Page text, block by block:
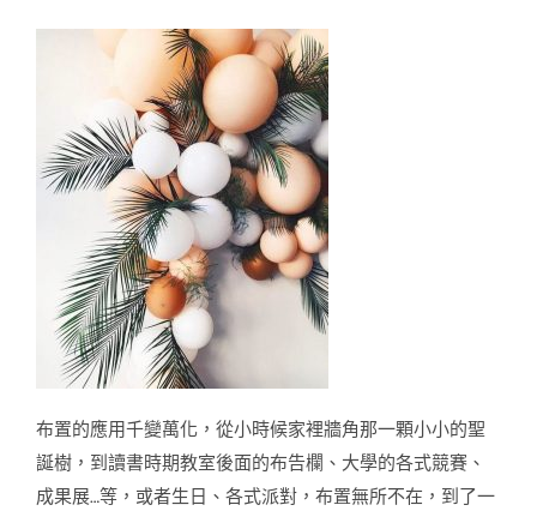
布置的應用千變萬化，從小時候家裡牆角那一顆小小的聖
誕樹，到讀書時期教室後面的布告欄、大學的各式競賽、
成果展…等，或者生日、各式派對，布置無所不在，到了一